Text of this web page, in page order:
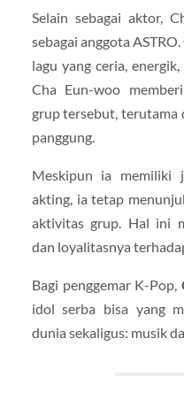
Selain sebagai aktor,
sebagai anggota
lagu yang ceria,
Cha Eun-woo
grup tersebut, terutama
panggung.
Meskipun ia memiliki
akting, ia tetap
aktivitas grup. Hal ini
dan loyalitasnya
Bagi penggemar K-Pop,
idol serba bisa yang
dunia sekaligus: musik